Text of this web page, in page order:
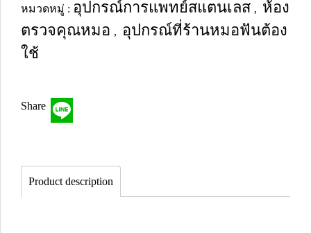
หมวดหมู่ : อุปกรณ์การแพทย์สแตนเลส , ห้อง
ตรวจคุณหมอ , อุปกรณ์ที่ร้านหมอฟันต้อง
ใช้
Share
Product description